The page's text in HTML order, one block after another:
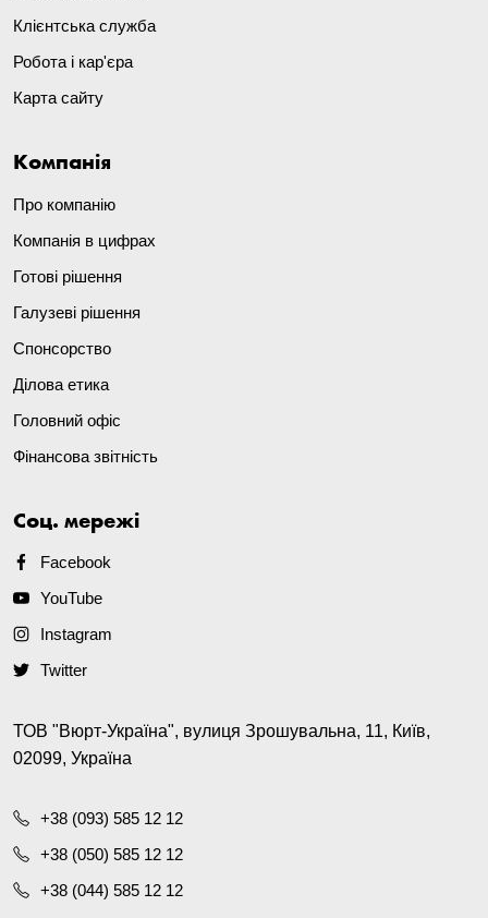
Клієнтська служба
Робота і кар'єра
Карта сайту
Компанія
Про компанію
Компанія в цифрах
Готові рішення
Галузеві рішення
Спонсорство
Ділова етика
Головний офіс
Фінансова звітність
Соц. мережі
Facebook
YouTube
Instagram
Twitter
ТОВ "Вюрт-Україна", вулиця Зрошувальна, 11, Київ,
02099, Україна
+38 (093) 585 12 12
+38 (050) 585 12 12
+38 (044) 585 12 12